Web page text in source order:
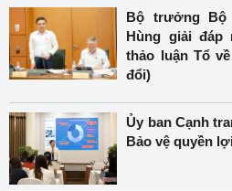
Bộ trưởng Bộ
Hùng giải đáp
thảo luận Tổ
đổi)
Ủy ban Cạnh
Bảo vệ quyền